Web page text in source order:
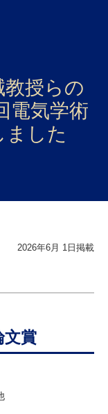
教授らの
電気学術
ました
2026年6月 1日掲載
賞